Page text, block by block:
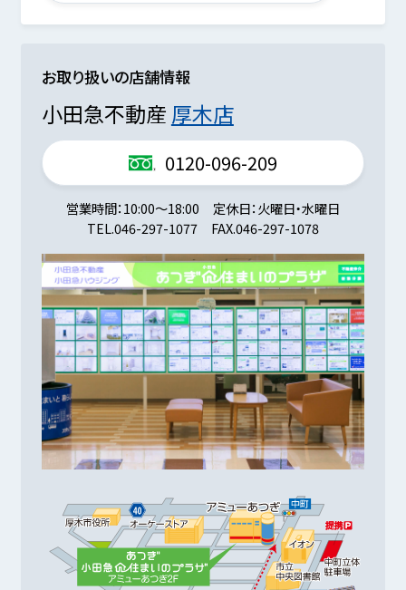
お取り扱いの店舗情報
小田急不動産 厚木店
0120-096-209
営業時間 10:00～18:00 定休日 火曜日・水曜日
TEL.046-297-1077 FAX.046-297-1078